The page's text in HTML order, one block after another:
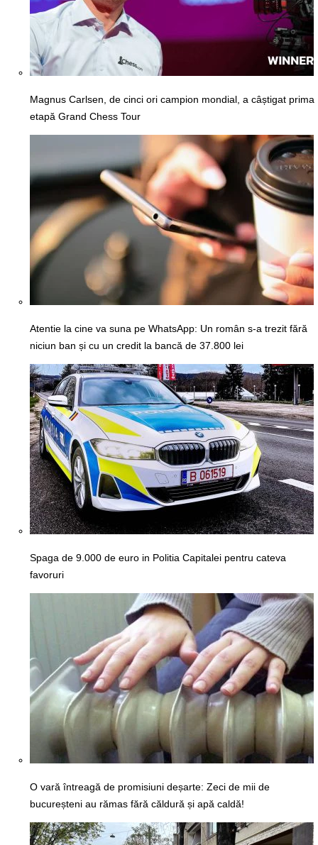
Magnus Carlsen, de cinci ori campion mondial, a câștigat prima
etapă Grand Chess Tour
Atentie la cine va suna pe WhatsApp: Un român s-a trezit fără
niciun ban și cu un credit la bancă de 37.800 lei
Spaga de 9.000 de euro in Politia Capitalei pentru cateva
favoruri
O vară întreagă de promisiuni deșarte: Zeci de mii de
bucureșteni au rămas fără căldură și apă caldă!